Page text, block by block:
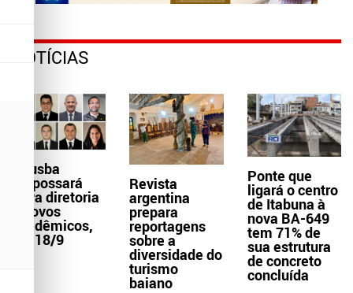
NOTÍCIAS
Aljusba
empossará
nova diretoria
e novos
acadêmicos,
dia 18/9
Revista
argentina
prepara
reportagens
sobre a
diversidade do
turismo
baiano
Ponte que
ligará o centro
de Itabuna à
nova BA-649
tem 71% de
sua estrutura
de concreto
concluída